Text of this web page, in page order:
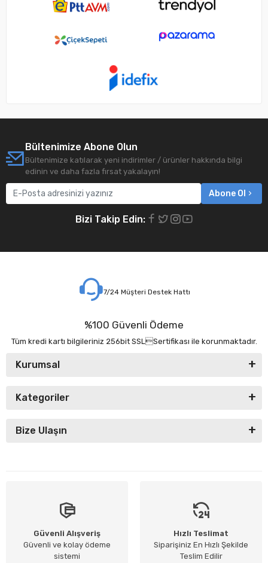
Bültenimize Abone Olun
Bültenimize katılarak yeni indirimler / ürünler hakkında bilgi
edinin ve daha fazla fırsat yakalayın!
Abone Ol
Bizi Takip Edin:
7/24 Müşteri Destek Hattı
%100 Güvenli Ödeme
Tüm kredi kartı bilgileriniz 256bit SSLSertifikası ile korunmaktadır.
Kurumsal
Kategoriler
Bize Ulaşın
Güvenli Alışveriş
Güvenli ve kolay ödeme
sistemi
Hızlı Teslimat
Siparişiniz En Hızlı Şekilde
Teslim Edilir